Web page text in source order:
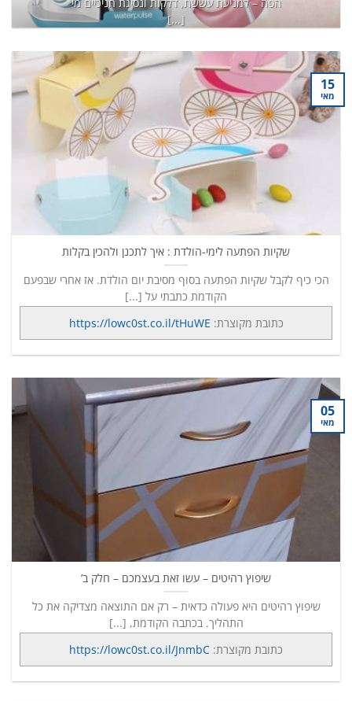
[...]
המשך קריאה
שקיות הפתעה לימי-הולדת : איך לתכנן ולהכין בקלות
הכי כיף לקבל שקיות הפתעה בסוף מסיבת יום הולדת. אז אחרי שבפעם
הקודמת כתבתי על [...]
כתובת מקוצרת: https://lowc0st.co.il/tHuWE
15
מאי
שיפוץ רהיטים – עשו זאת בעצמכם – חלק ב’
שיפוץ רהיטים היא פעולה כדאית – רק אם התוצאה מצדיקה את כל
התהליך. בכתבה הקודמת, [...]
כתובת מקוצרת: https://lowc0st.co.il/JnmbC
05
מאי